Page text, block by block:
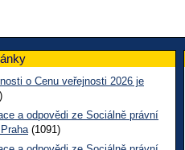
o Cenu veřejnosti 2026 je
a odpovědi ze Sociálně právní
(1091)